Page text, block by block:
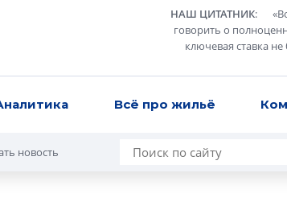
НАШ ЦИТАТНИК: «
говорить о
ключевая ставка
Всё про жильё
новость